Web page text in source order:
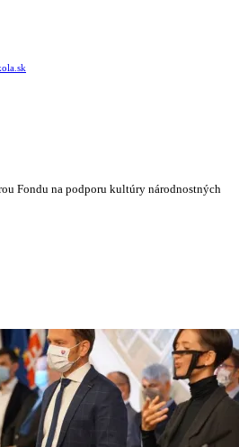
Fondu na podporu kultúry národnostných